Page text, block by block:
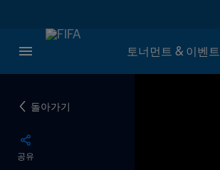
토너먼트 & 이벤트
돌아가기
공유